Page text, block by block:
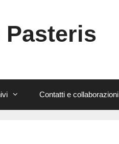
Contatti e collaborazioni